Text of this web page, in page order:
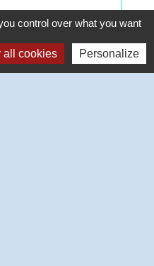
erreur sur cette page
control over what you want
all cookies Personalize